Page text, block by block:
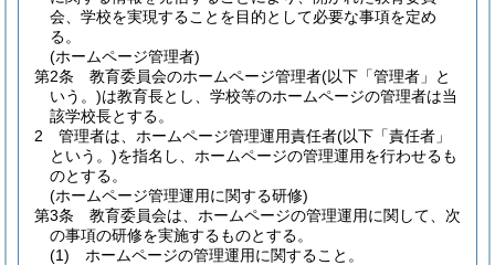
会、学校を実現することを目的として必要な事項を定め
る。
(ホームページ管理者)
第2条
教育委員会のホームページ管理者(以下「管理者」と
いう。)は教育長とし、学校等のホームページの管理者は当
該学校長とする。
2
管理者は、ホームページ管理運用責任者(以下「責任者」
という。)を指名し、ホームページの管理運用を行わせるも
のとする。
(ホームページ管理運用に関する研修)
第3条
教育委員会は、ホームページの管理運用に関して、次
の事項の研修を実施するものとする。
(1)
ホームページの管理運用に関すること。